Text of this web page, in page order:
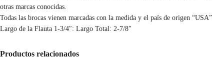
otras marcas conocidas.
Todas las brocas vienen marcadas con la medida y el país de origen “USA”
Largo de la Flauta 1-3/4″: Largo Total: 2-7/8″
Productos relacionados